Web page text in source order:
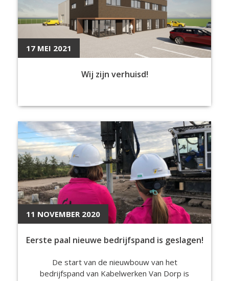
17 MEI 2021
Wij zijn verhuisd!
11 NOVEMBER 2020
Eerste paal nieuwe bedrijfspand is geslagen!
De start van de nieuwbouw van het
bedrijfspand van Kabelwerken Van Dorp is